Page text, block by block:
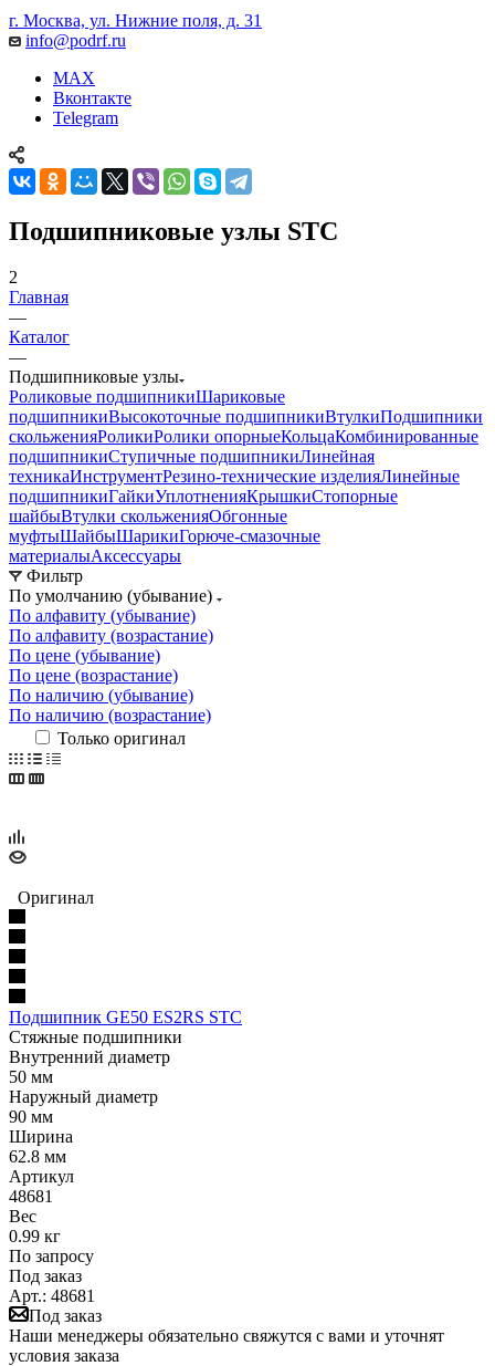
г. Москва, ул. Нижние поля, д. 31
info@podrf.ru
MAX
Вконтакте
Telegram
Подшипниковые узлы STC
2
Главная
—
Каталог
—
Подшипниковые узлы
Роликовые подшипникиШариковые
подшипникиВысокоточные подшипникиВтулкиПодшипники
скольженияРоликиРолики опорныеКольцаКомбинированные
подшипникиСтупичные подшипникиЛинейная
техникаИнструментРезино-технические изделияЛинейные
подшипникиГайкиУплотненияКрышкиСтопорные
шайбыВтулки скольженияОбгонные
муфтыШайбыШарикиГорюче-смазочные
материалыАксессуары
Фильтр
По умолчанию (убывание)
По алфавиту (убывание)
По алфавиту (возрастание)
По цене (убывание)
По цене (возрастание)
По наличию (убывание)
По наличию (возрастание)
Только оригинал
Оригинал
Подшипник GE50 ES2RS STC
Стяжные подшипники
Внутренний диаметр
50 мм
Наружный диаметр
90 мм
Ширина
62.8 мм
Артикул
48681
Вес
0.99 кг
По запросу
Под заказ
Арт.: 48681
Под заказ
Наши менеджеры обязательно свяжутся с вами и уточнят
условия заказа